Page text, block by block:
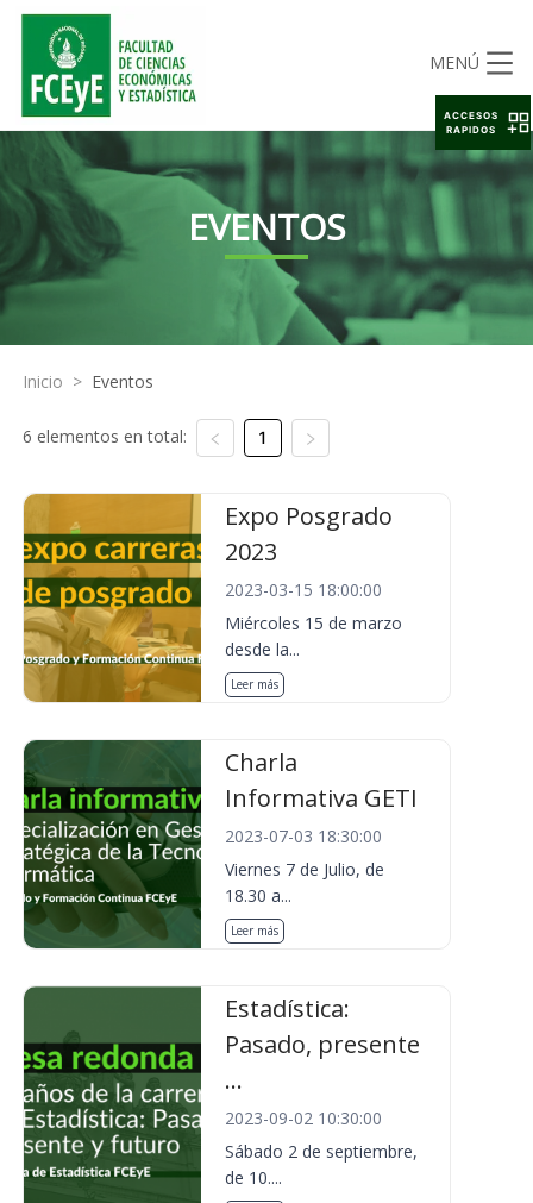
MENÚ
EVENTOS
Inicio > Eventos
6 elementos en total: 1
Expo Posgrado
2023
2023-03-15 18:00:00
Miércoles 15 de marzo
desde la...
Leer más
Charla
Informativa GETI
2023-07-03 18:30:00
Viernes 7 de Julio, de
18.30 a...
Leer más
Estadística:
Pasado, presente
...
2023-09-02 10:30:00
Sábado 2 de septiembre,
de 10....
ACCESOS
RAPIDOS